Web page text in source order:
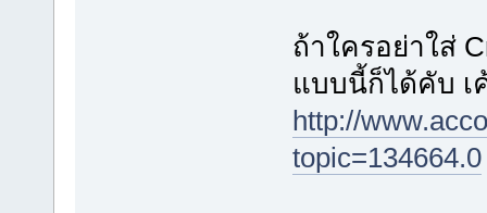
ถ้าใครอย่าใส่
แบบนี้ก็ได้คับ เ
http://
topic=134664.0